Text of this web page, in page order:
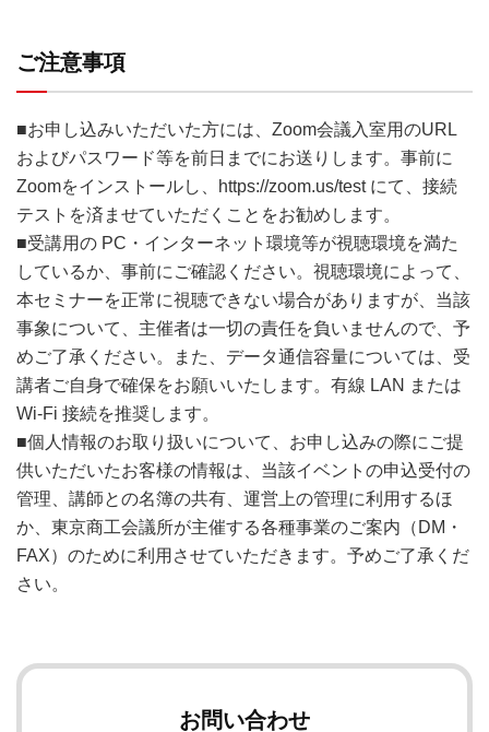
ご注意事項
■お申し込みいただいた方には、Zoom会議入室用のURL
およびパスワード等を前日までにお送りします。事前に
Zoomをインストールし、https://zoom.us/test にて、接続
テストを済ませていただくことをお勧めします。
■受講用の PC・インターネット環境等が視聴環境を満た
しているか、事前にご確認ください。視聴環境によって、
本セミナーを正常に視聴できない場合がありますが、当該
事象について、主催者は一切の責任を負いませんので、予
めご了承ください。また、データ通信容量については、受
講者ご自身で確保をお願いいたします。有線 LAN または
Wi-Fi 接続を推奨します。
■個人情報のお取り扱いについて、お申し込みの際にご提
供いただいたお客様の情報は、当該イベントの申込受付の
管理、講師との名簿の共有、運営上の管理に利用するほ
か、東京商工会議所が主催する各種事業のご案内（DM・
FAX）のために利用させていただきます。予めご了承くだ
さい。
お問い合わせ